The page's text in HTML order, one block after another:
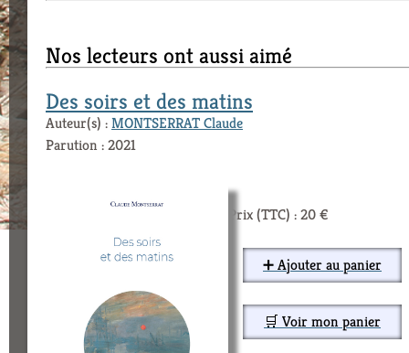
Nos lecteurs ont aussi aimé
Des soirs et des matins
Auteur(s) :MONTSERRAT Claude
Parution : 2021
Prix (TTC) : 20 €
➕ Ajouter au panier
🛒 Voir mon panier